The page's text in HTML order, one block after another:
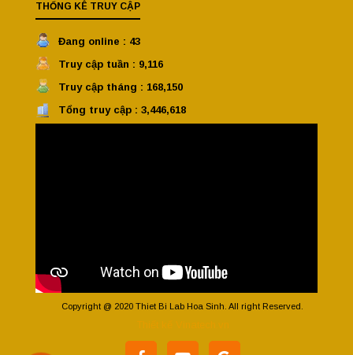
THỐNG KÊ TRUY CẬP
Đang online : 43
Truy cập tuần : 9,116
Truy cập tháng : 168,150
Tổng truy cập : 3,446,618
Copyright @ 2020 Thiet Bi Lab Hoa Sinh. All right Reserved.